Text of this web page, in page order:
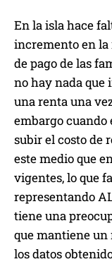
En la isla hace
incremento en
de pago de las
no hay nada que
una renta una
embargo cuando
subir el costo de
este medio que
vigentes, lo que
representando
tiene una
que mantiene un
los datos